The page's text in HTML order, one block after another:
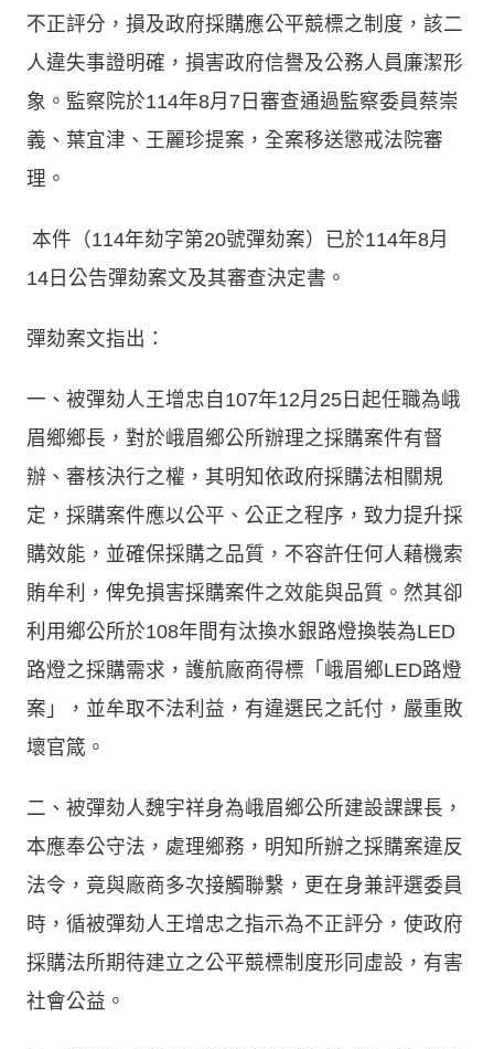
不正評分，損及政府採購應公平競標之制度，該二
人違失事證明確，損害政府信譽及公務人員廉潔形
象。監察院於114年8月7日審查通過監察委員蔡崇
義、葉宜津、王麗珍提案，全案移送懲戒法院審
理。
本件（114年劾字第20號彈劾案）已於114年8月
14日公告彈劾案文及其審查決定書。
彈劾案文指出：
一、被彈劾人王增忠自107年12月25日起任職為峨
眉鄉鄉長，對於峨眉鄉公所辦理之採購案件有督
辦、審核決行之權，其明知依政府採購法相關規
定，採購案件應以公平、公正之程序，致力提升採
購效能，並確保採購之品質，不容許任何人藉機索
賄牟利，俾免損害採購案件之效能與品質。然其卻
利用鄉公所於108年間有汰換水銀路燈換裝為LED
路燈之採購需求，護航廠商得標「峨眉鄉LED路燈
案」，並牟取不法利益，有違選民之託付，嚴重敗
壞官箴。
二、被彈劾人魏宇祥身為峨眉鄉公所建設課課長，
本應奉公守法，處理鄉務，明知所辦之採購案違反
法令，竟與廠商多次接觸聯繫，更在身兼評選委員
時，循被彈劾人王增忠之指示為不正評分，使政府
採購法所期待建立之公平競標制度形同虛設，有害
社會公益。